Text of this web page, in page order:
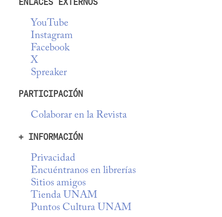
YouTube
Instagram
Facebook
X
Spreaker
PARTICIPACIÓN
Colaborar en la Revista
+ INFORMACIÓN
Privacidad
Encuéntranos en librerías
Sitios amigos
Tienda UNAM
Puntos Cultura UNAM